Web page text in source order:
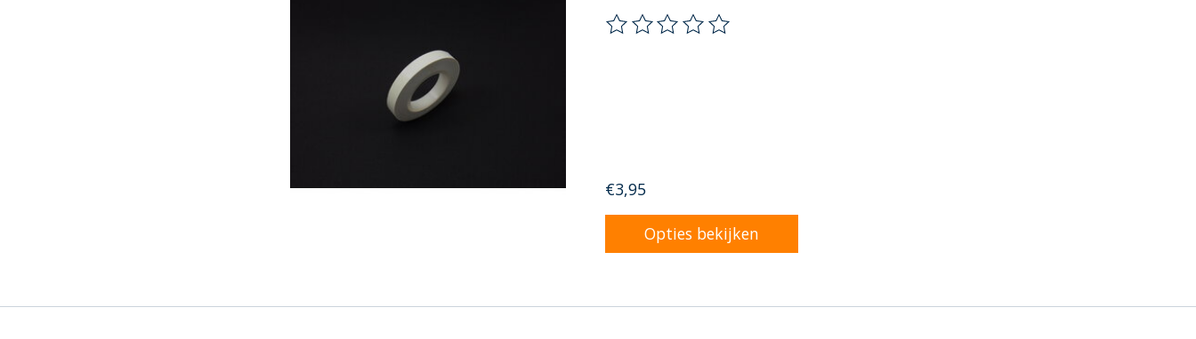
De beoordeling van dit product is
€3,95
Opties bekijken